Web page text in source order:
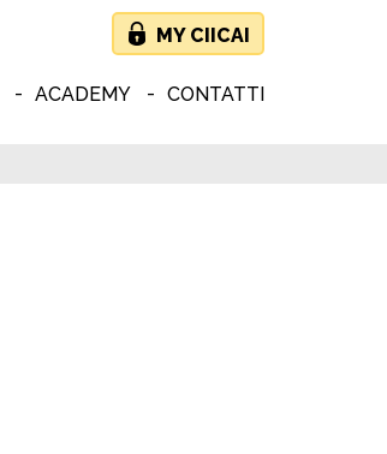
MY CIICAI
ACADEMY CONTATTI